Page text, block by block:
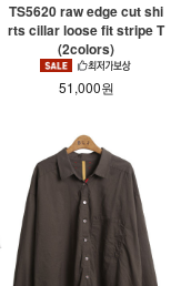
TS5620 raw edge cut shi
rts cillar loose fit stripe T
(2colors)
51,000원